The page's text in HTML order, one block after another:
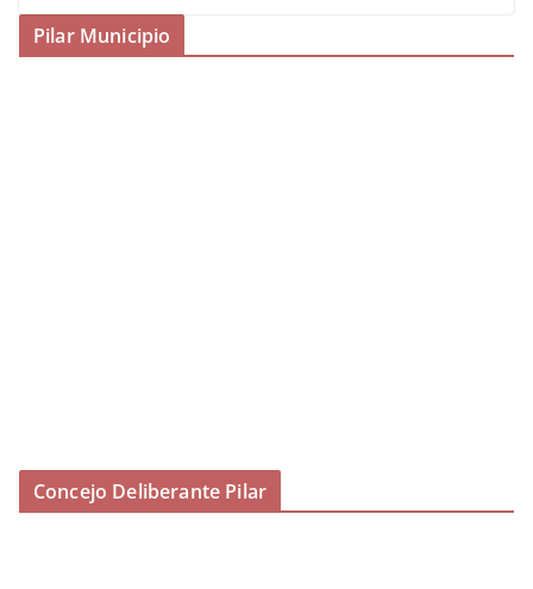
Pilar Municipio
Concejo Deliberante Pilar